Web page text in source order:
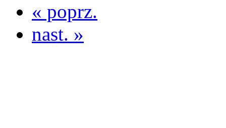
« poprz.
nast. »